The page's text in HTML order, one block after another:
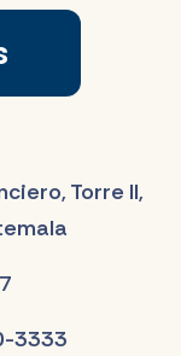
Torre II,
3333